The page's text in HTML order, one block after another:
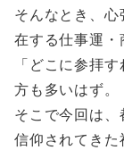
そんなとき、
在する仕事運・
「どこに参拝
方も多いはず。
そこで今回は、
信仰されてき